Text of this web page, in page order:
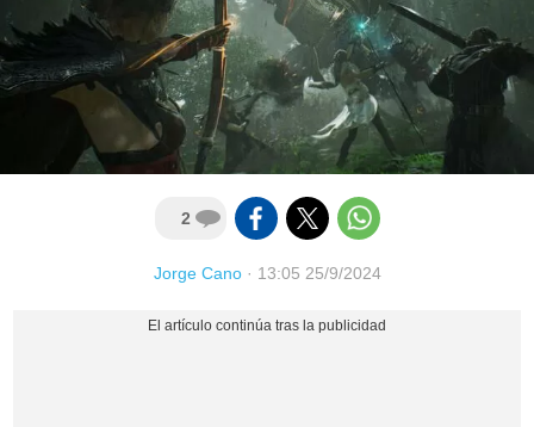
2
Jorge Cano· 13:05 25/9/2024